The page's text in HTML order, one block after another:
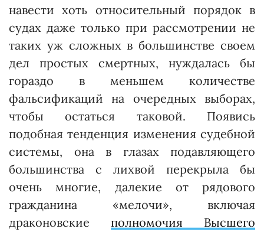
навести хоть относительный порядок в
судах даже только при рассмотрении не
таких уж сложных в большинстве своем
дел простых смертных, нуж­далась бы
гораздо в меньшем количестве
фальсификаций на очередных выборах,
чтобы остаться таковой. Появись
подобная тенденция изменения судебной
системы, она в глазах подавляющего
большинства с лихвой перекрыла бы
очень многие, далекие от рядового
гражданина «мелочи», включая
драконовские полномочия Высшего